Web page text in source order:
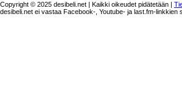
Copyright © 2025 desibeli.net | Kaikki oikeudet pidätetään |
desibeli.net ei vastaa Facebook-, Youtube- ja last.fm-linkkien